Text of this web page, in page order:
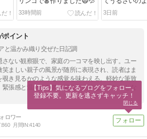
33時間前
3日前
ポイント
と温かみ織り交ぜた日記調
ない観察眼で、家庭の一コマを映し出す。ユー
ましい親子の風景が随所に表現され、読者はま
覗き見るかのような感覚を味わえる。軽妙な筆致
張感と温かみを兼ね備えた絶妙なバランスとな
860 月間IN:4140
【Tips】気になるブログをフォロー。
登録不要。更新を逃さずキャッチ！
閉じる